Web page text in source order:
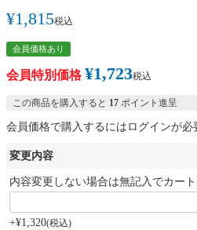
¥1,815税込
会員価格あり
会員特別価格 ¥1,723税込
この商品を購入すると 17 ポイント進呈
会員価格で購入するにはログインが必
変更内容
内容変更しない場合は無記入でカート
+¥1,320 税込